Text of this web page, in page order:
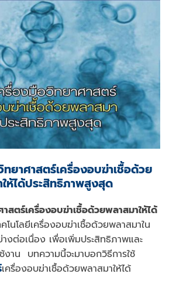
ทยาศาสตร์เครื่องอบฆ่าเชื้อด้วย
ห้ได้ประสิทธิภาพสูงสุด
าสตร์เครื่องอบฆ่าเชื้อด้วยพลาสมาให้ได้
คโนโลยีเครื่องอบฆ่าเชื้อด้วยพลาสมาใน
ต่อเนื่อง เพื่อเพิ่มประสิทธิภาพและ
งาน บทความนี้จะมาบอกวิธีการใช้
เครื่องอบฆ่าเชื้อด้วยพลาสมาให้ได้